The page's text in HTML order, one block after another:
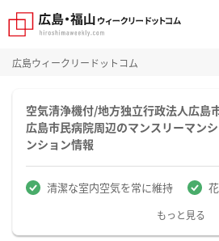
広島ウィークリードットコム
空気清浄機付/地方独立行政法人広
広島市民病院周辺のマンスリーマン
ンション情報
清潔な室内空気を常に維持
もっと見る